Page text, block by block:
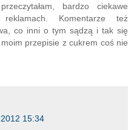
bardzo ciekawe
Komentarze też
co inni o tym sądzą i tak się
przepisie z cukrem coś nie
15:34